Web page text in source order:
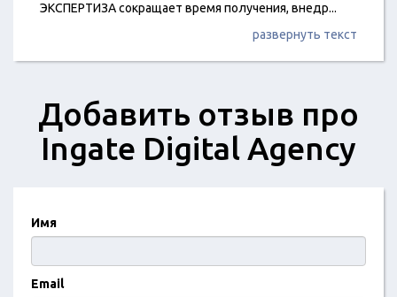
ЭКСПЕРТИЗА сокращает время получения, внедр...
развернуть текст
Добавить отзыв про
Ingate Digital Agency
Имя
Email